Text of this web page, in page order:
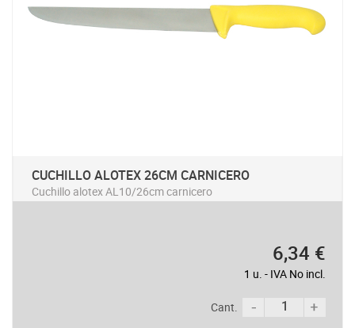
CUCHILLO ALOTEX 26CM CARNICERO
Cuchillo alotex AL10/26cm carnicero
6,34 €
1 u. - IVA No incl.
Cant.